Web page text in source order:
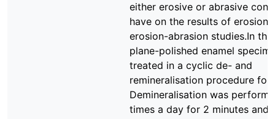
either erosive or abrasive
have on the results of erosion
erosion-abrasion studies.In
plane-polished enamel
treated in a cyclic de- and
remineralisation procedure for
Demineralisation was
times a day for 2 minutes and